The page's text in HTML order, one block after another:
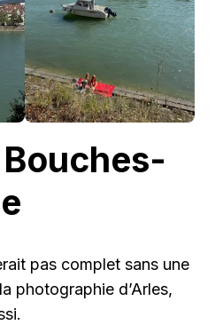
pas complet sans une
photographie d’Arles,